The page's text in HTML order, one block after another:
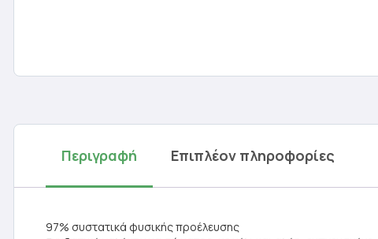
Περιγραφή Επιπλέον πληροφορίες
97% συστατικά φυσικής προέλευσης